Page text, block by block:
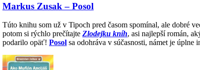
Markus Zusak – Posol
Túto knihu som už v Tipoch pred časom spomínal, ale dobré
potom si rýchlo prečítajte Zlodejku kníh, asi najlepší román,
podarilo opäť! Posol sa odohráva v súčasnosti, námet je